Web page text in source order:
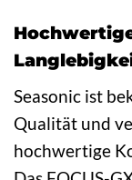
Seasonic ist
Qualität und
hochwertige